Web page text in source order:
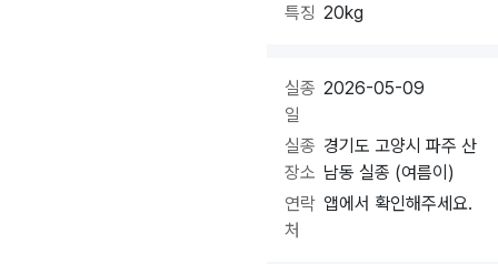
특징 20kg
실종
일
2026-05-09
실종
장소
경기도 고양시 파주 산
남동 실종 (여름이)
연락
처
앱에서 확인해주세요.